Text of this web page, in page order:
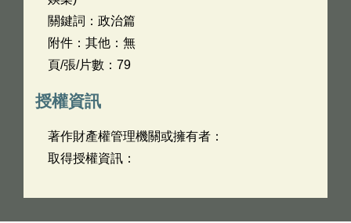
關鍵詞：政治篇
附件：其他：無
頁/張/片數：79
授權資訊
著作財產權管理機關或擁有者：
取得授權資訊：